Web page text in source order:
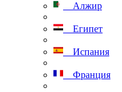
Алжир
Египет
Испания
Франция